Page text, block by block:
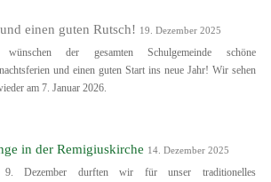
einen guten Rutsch! 19. Dezember 2025
der gesamten Schulgemeinde schöne
und einen guten Start ins neue Jahr! Wir sehen
am 7. Januar 2026.
in der Remigiuskirche 14. Dezember 2025
Dezember durften wir für unser traditionelles